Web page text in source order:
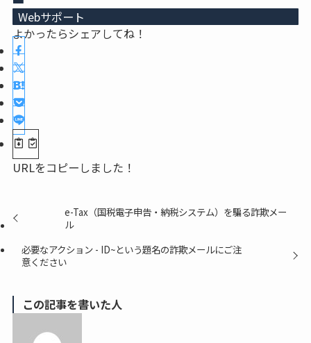
Webサポート
よかったらシェアしてね！
URLをコピーしました！
e-Tax（国税電子申告・納税システム）を騙る詐欺メー
ル
必要なアクション - ID~という題名の詐欺メールにご注
意ください
この記事を書いた人